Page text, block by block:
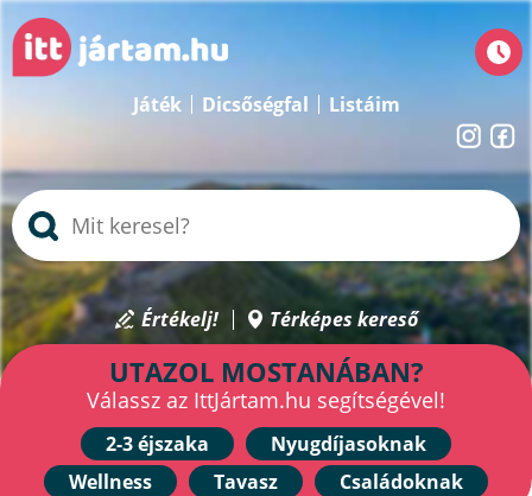
Játék Dicsőségfal Listáim
Értékelj! Térképes kereső
UTAZOL MOSTANÁBAN?
Válassz az IttJártam.hu segítségével!
2-3 éjszaka
Nyugdíjasoknak
Wellness
Tavasz Családoknak